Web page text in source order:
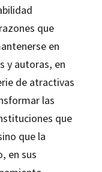
que
en
y autoras, en
de atractivas
las
que
que la
en sus